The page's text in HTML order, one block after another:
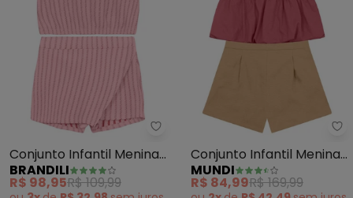
Brandili - Conjunto Infantil
Conjunto Infantil Menina
em Cotton Especial
BRANDILI
R$ 98,95R$ 109,99
Conjunto Infantil Menina
Balonê (Rosa)
MUNDI
R$ 84,99R$ 169,99